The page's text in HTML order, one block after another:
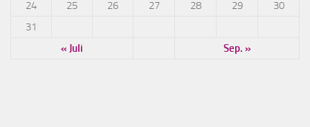
24
25 26 27 28 29
30
31
« Juli
Sep. »